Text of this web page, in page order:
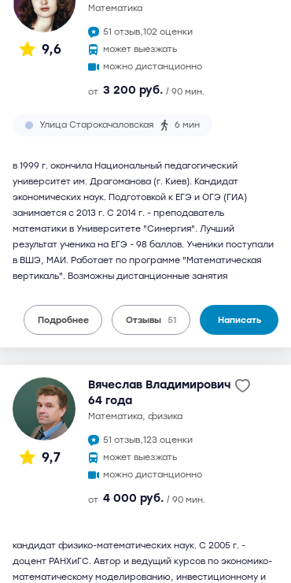
9,6
математика
51 отзыв,102 оценки
может выезжать
можно дистанционно
от 3 200 руб. / 90 мин.
Улица Старокачаловская 6 мин
в 1999 г. окончила Национальный педагогический
университет им. Драгоманова (г. Киев). Кандидат
экономических наук. Подготовкой к ЕГЭ и ОГЭ (ГИА)
занимается с 2013 г. С 2014 г. - преподаватель
математики в Университете "Синергия". Лучший
результат ученика на ЕГЭ - 98 баллов. Ученики поступали
в ВШЭ, МАИ. Работает по программе "Математическая
вертикаль". Возможны дистанционные занятия
Подробнее Отзывы 51 Написать
9,7
Вячеслав Владимирович
64 года
математика, физика
51 отзыв,123 оценки
может выезжать
можно дистанционно
от 4 000 руб. / 90 мин.
кандидат физико-математических наук. С 2005 г. -
доцент РАНХиГС. Автор и ведущий курсов по экономико-
математическому моделированию, инвестиционному и